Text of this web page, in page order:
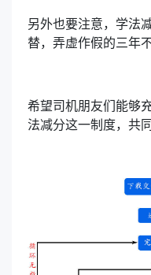
另外也要注意，学法
替，弄虚作假的三年
希望司机朋友们能够
法减分这一制度，共